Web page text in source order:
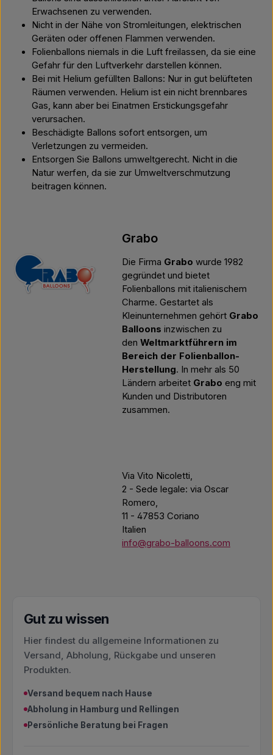
Erwachsenen zu verwenden.
Nicht in der Nähe von Stromleitungen, elektrischen
Geräten oder offenen Flammen verwenden.
Folienballons niemals in die Luft freilassen, da sie eine
Gefahr für den Luftverkehr darstellen können.
Bei mit Helium gefüllten Ballons: Nur in gut belüfteten
Räumen verwenden. Helium ist ein nicht brennbares
Gas, kann aber bei Einatmen Erstickungsgefahr
verursachen.
Beschädigte Ballons sofort entsorgen, um
Verletzungen zu vermeiden.
Entsorgen Sie Ballons umweltgerecht. Nicht in die
Natur werfen, da sie zur Umweltverschmutzung
beitragen können.
Grabo
Die Firma Grabo wurde 1982
gegründet und bietet
Folienballons mit italienischem
Charme. Gestartet als
Kleinunternehmen gehört Grabo
Balloons inzwischen zu
den Weltmarktführern im
Bereich der Folienballon-
Herstellung. In mehr als 50
Ländern arbeitet Grabo eng mit
Kunden und Distributoren
zusammen.
Via Vito Nicoletti,
2 - Sede legale: via Oscar
Romero,
11 - 47853 Coriano
Italien
info@grabo-balloons.com
Gut zu wissen
Hier findest du allgemeine Informationen zu
Versand, Abholung, Rückgabe und unseren
Produkten.
Versand bequem nach Hause
Abholung in Hamburg und Rellingen
Persönliche Beratung bei Fragen